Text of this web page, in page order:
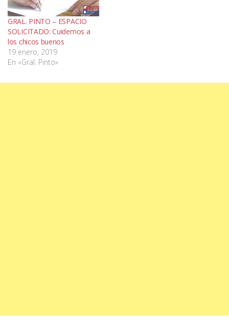
GRAL. PINTO – ESPACIO
SOLICITADO: Cuidemos a
los chicos buenos
19 enero, 2019
En «Gral. Pinto»